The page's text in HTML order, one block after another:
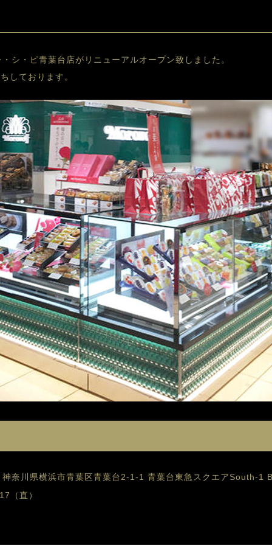
シ・ピ青葉台店がリニューアルオープン致しました。
しております。
奈川県横浜市青葉区青葉台2-1-1 青葉台東急スクエアSouth-1
（直）